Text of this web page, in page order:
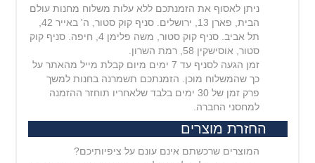
ניתן לאסוף את הזמנתכם ללא עלות משלוח מחנות עולם
הבית, פארן 13, ירושלים. סניף קוק סטור, ה' באייר 42,
תל אביב. סניף קוק סטור, משה פלימן 4, חיפה. סניף קוק
סטור, אוסישקין 58, רמת השרון.
זמן הגעה לסניף עד 7 ימים מיום קבלת מייל מהאתר על
כך שהמשלוח מוכן. הזמנתכם תשמרנה בחנות למשך
פרק זמן של 30 ימים בלבד שלאחריו תוחזר ההזמנה
למחסני החברה.
החזרת מוצרים
המוצרים שרכשתם אינם עונם על ציפיותיכם?